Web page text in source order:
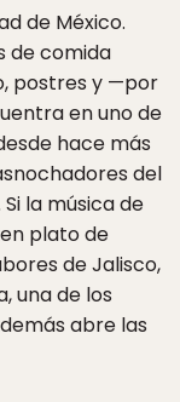
de México.
de comida
postres y —por
en uno de
hace más
del
la música de
plato de
de Jalisco,
una de los
abre las